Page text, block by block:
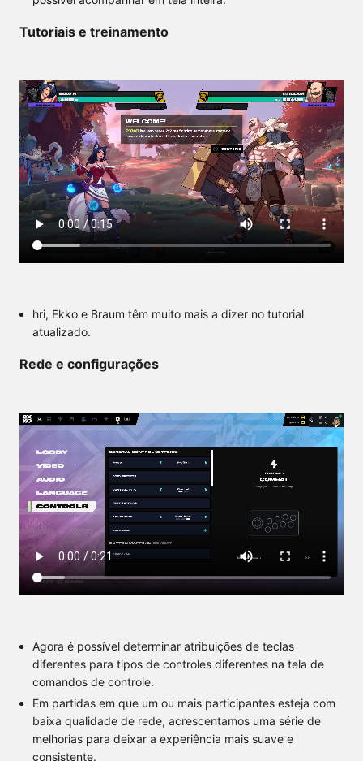
Tutoriais e treinamento
hri, Ekko e Braum têm muito mais a dizer no tutorial
atualizado.
Rede e configurações
Agora é possível determinar atribuições de teclas
diferentes para tipos de controles diferentes na tela de
comandos de controle.
Em partidas em que um ou mais participantes esteja com
baixa qualidade de rede, acrescentamos uma série de
melhorias para deixar a experiência mais suave e
consistente.